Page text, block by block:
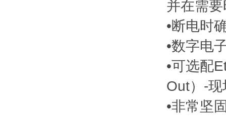
并在需
•断电时
•数字电
•可选配
Out）-
•非常坚